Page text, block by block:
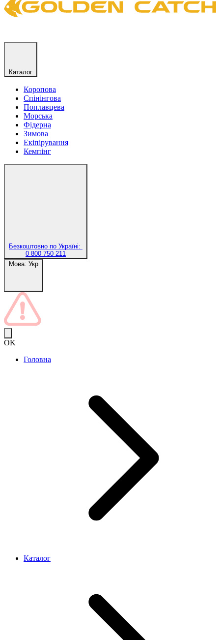
Каталог
Коропова
Спінінгова
Поплавцева
Морська
Фідерна
Зимова
Екіпірування
Кемпінг
Безкоштовно по Україні:
0 800 750 211
Мова: Укр
OK
Головна
Каталог